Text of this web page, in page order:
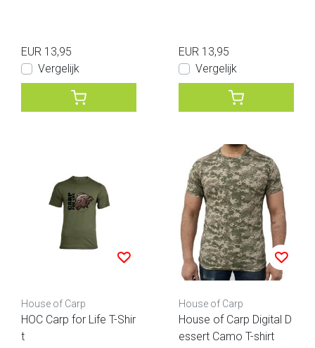
EUR 13,95
Vergelijk
EUR 13,95
Vergelijk
House of Carp
HOC Carp for Life T-Shir
t
House of Carp
House of Carp Digital D
essert Camo T-shirt